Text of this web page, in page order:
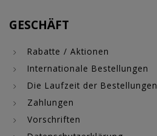
GESCHÄFT
Rabatte / Aktionen
Internationale Bestellungen
Die Laufzeit der Bestellungen
Zahlungen
Vorschriften